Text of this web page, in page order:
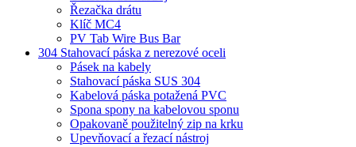
Řezačka drátu
Klíč MC4
PV Tab Wire Bus Bar
304 Stahovací páska z nerezové oceli
Pásek na kabely
Stahovací páska SUS 304
Kabelová páska potažená PVC
Spona spony na kabelovou sponu
Opakovaně použitelný zip na krku
Upevňovací a řezací nástroj